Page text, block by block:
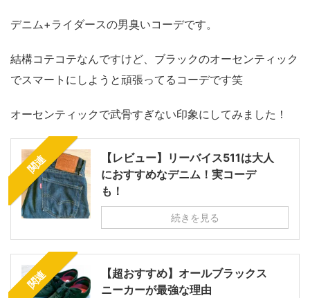
デニム+ライダースの男臭いコーデです。
結構コテコテなんですけど、ブラックのオーセンティック
でスマートにしようと頑張ってるコーデです笑
オーセンティックで武骨すぎない印象にしてみました！
関連
【レビュー】リーバイス511は大人
におすすめなデニム！実コーデ
も！
続きを見る
関連
【超おすすめ】オールブラックス
ニーカーが最強な理由